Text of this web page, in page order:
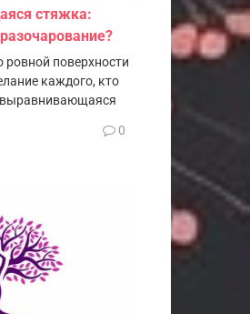
стяжка:
ровной поверхности
каждого, кто
0